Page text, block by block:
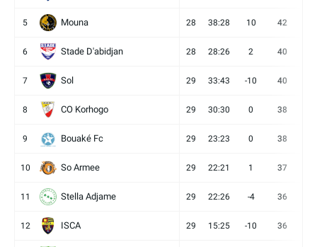
5 Mouna 28 38:28 10 42
6 Stade D'abidjan 28 28:26 2 40
7 Sol 29 33:43 -10 40
8 CO Korhogo 29 30:30 0 38
9 Bouaké Fc 29 23:23 0 38
10 So Armee 29 22:21 1 37
11 Stella Adjame 29 22:26 -4 36
12 ISCA 29 15:25 -10 36